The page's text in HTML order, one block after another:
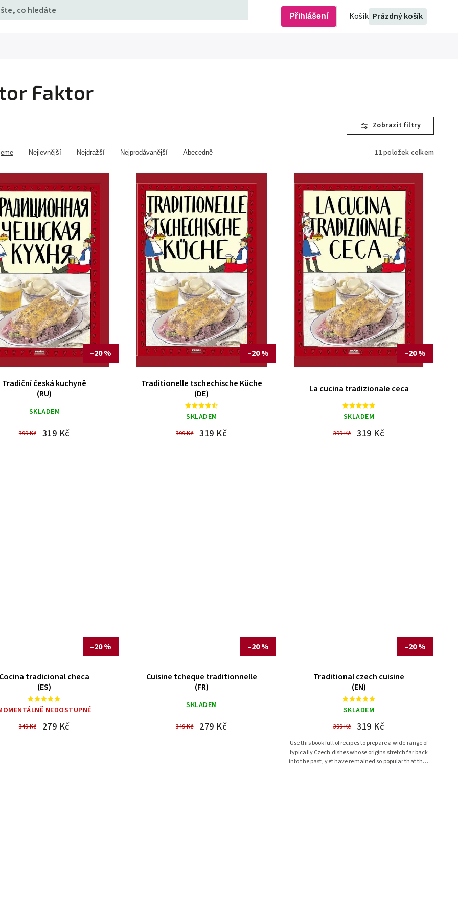
Prázdný košík
Přihlášení
Faktor
Nejlevnější Nejdražší Nejprodávanější Abecedně 11položek celkem
–20 %
Tradiční česká kuchyně
(RU)
SKLADEM
399 Kč 319 Kč
–20 %
Traditionelle tschechische Küche
(DE)
SKLADEM
399 Kč 319 Kč
–20 %
La cucina tradizionale ceca
SKLADEM
399 Kč 319 Kč
–20 %
Cocina tradicional checa
(ES)
NEDOSTUPNÉ
349 Kč 279 Kč
–20 %
Cuisine tcheque traditionnelle
(FR)
SKLADEM
349 Kč 279 Kč
–20 %
Traditional czech cuisine
(EN)
SKLADEM
399 Kč 319 Kč
Use this book full of recipes to prepare a wide range of
typically Czech dishes whose origins stretch far back
into the past, yet have remained so popular that they